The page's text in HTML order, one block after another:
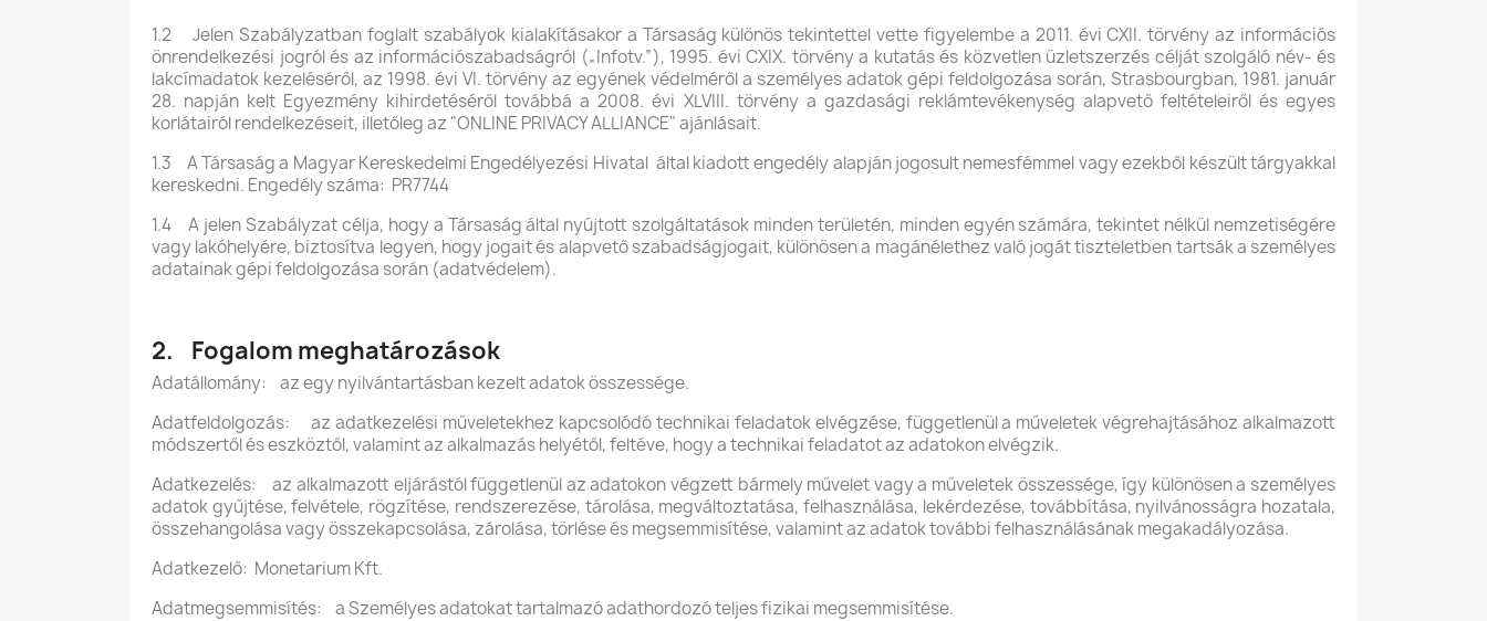
1.2 Jelen Szabályzatban foglalt szabályok kialakításakor a Társaság különös tekintettel vette figyelembe a 2011. évi CXII. törvény az információs
önrendelkezési jogról és az információszabadságról („Infotv.”), 1995. évi CXIX. törvény a kutatás és közvetlen üzletszerzés célját szolgáló név- és
lakcímadatok kezeléséről, az 1998. évi VI. törvény az egyének védelméről a személyes adatok gépi feldolgozása során, Strasbourgban, 1981. január
28. napján kelt Egyezmény kihirdetéséről továbbá a 2008. évi XLVIII. törvény a gazdasági reklámtevékenység alapvető feltételeiről és egyes
korlátairól rendelkezéseit, illetőleg az "ONLINE PRIVACY ALLIANCE" ajánlásait.
1.3 A Társaság a Magyar Kereskedelmi Engedélyezési Hivatal által kiadott engedély alapján jogosult nemesfémmel vagy ezekből készült tárgyakkal
kereskedni. Engedély száma: PR7744
1.4 A jelen Szabályzat célja, hogy a Társaság által nyújtott szolgáltatások minden területén, minden egyén számára, tekintet nélkül nemzetiségére
vagy lakóhelyére, biztosítva legyen, hogy jogait és alapvető szabadságjogait, különösen a magánélethez való jogát tiszteletben tartsák a személyes
adatainak gépi feldolgozása során (adatvédelem).
2. Fogalom meghatározások
Adatállomány: az egy nyilvántartásban kezelt adatok összessége.
Adatfeldolgozás: az adatkezelési műveletekhez kapcsolódó technikai feladatok elvégzése, függetlenül a műveletek végrehajtásához alkalmazott
módszertől és eszköztől, valamint az alkalmazás helyétől, feltéve, hogy a technikai feladatot az adatokon elvégzik.
Adatkezelés: az alkalmazott eljárástól függetlenül az adatokon végzett bármely művelet vagy a műveletek összessége, így különösen a személyes
adatok gyűjtése, felvétele, rögzítése, rendszerezése, tárolása, megváltoztatása, felhasználása, lekérdezése, továbbítása, nyilvánosságra hozatala,
összehangolása vagy összekapcsolása, zárolása, törlése és megsemmisítése, valamint az adatok további felhasználásának megakadályozása.
Adatkezelő: Monetarium Kft.
Adatmegsemmisítés: a Személyes adatokat tartalmazó adathordozó teljes fizikai megsemmisítése.